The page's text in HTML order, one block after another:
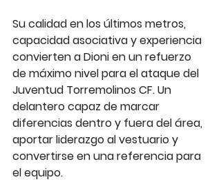
Su calidad en los últimos metros,
capacidad asociativa y experiencia
convierten a Dioni en un refuerzo
de máximo nivel para el ataque del
Juventud Torremolinos CF. Un
delantero capaz de marcar
diferencias dentro y fuera del área,
aportar liderazgo al vestuario y
convertirse en una referencia para
el equipo.